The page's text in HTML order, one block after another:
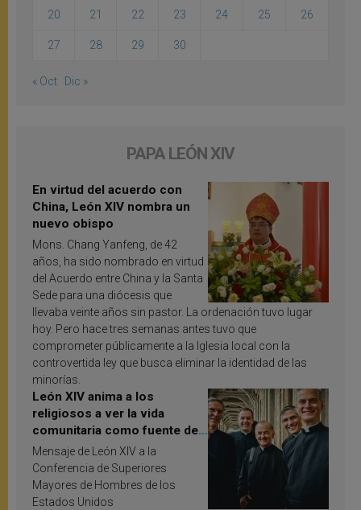
20 21 22 23 24 25 26
27 28 29 30
« Oct Dic »
PAPA LEÓN XIV
En virtud del acuerdo con
China, León XIV nombra un
nuevo obispo
Mons. Chang Yanfeng, de 42
años, ha sido nombrado en virtud
del Acuerdo entre China y la Santa
Sede para una diócesis que
llevaba veinte años sin pastor. La ordenación tuvo lugar
hoy. Pero hace tres semanas antes tuvo que
comprometer públicamente a la Iglesia local con la
controvertida ley que busca eliminar la identidad de las
minorías.
León XIV anima a los
religiosos a ver la vida
comunitaria como fuente de
inspiración y santificación
Mensaje de León XIV a la
Conferencia de Superiores
Mayores de Hombres de los
Estados Unidos